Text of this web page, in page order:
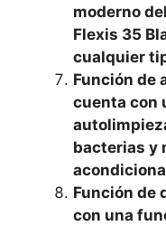
moderno
Flexis 35
cualquier
Función de
cuenta con
bacterias y
Función de
con una